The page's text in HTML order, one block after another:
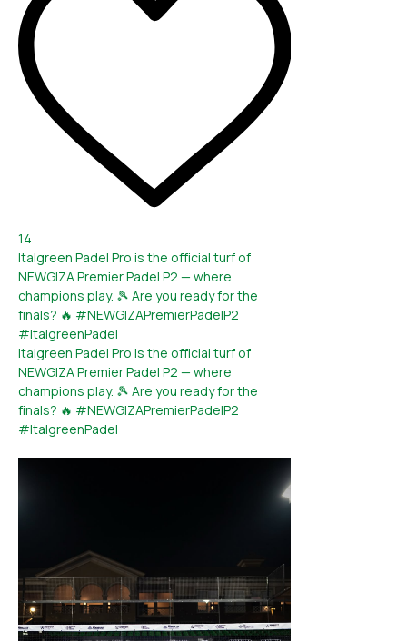
14
Italgreen Padel Pro is the official turf of
NEWGIZA Premier Padel P2 — where
champions play. 🎾 Are you ready for the
finals? 🔥 #NEWGIZAPremierPadelP2
#ItalgreenPadel
Italgreen Padel Pro is the official turf of
NEWGIZA Premier Padel P2 — where
champions play. 🎾 Are you ready for the
finals? 🔥 #NEWGIZAPremierPadelP2
#ItalgreenPadel